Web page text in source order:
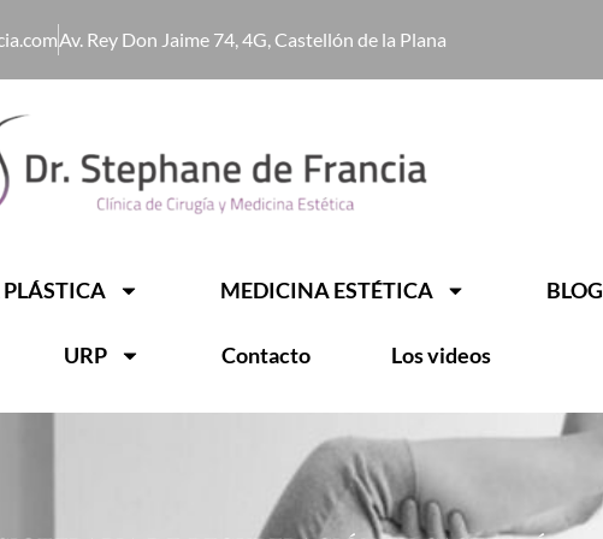
Av. Rey Don Jaime 74, 4G, Castellón de la Plana
MEDICINA ESTÉTICA BLOG
URP Contacto Los videos